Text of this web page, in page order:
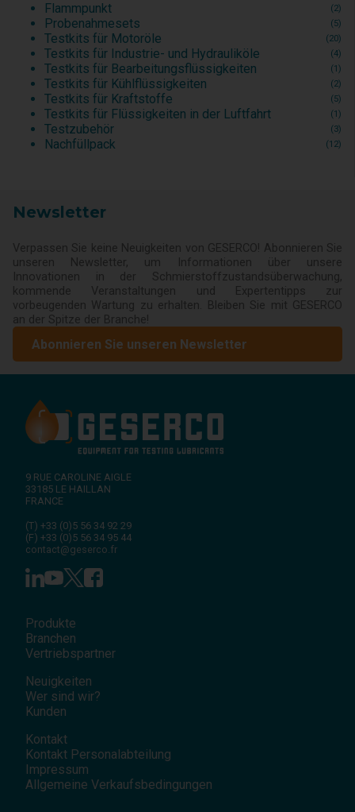
Flammpunkt
(2)
Probenahmesets (5)
Testkits für Motoröle (20)
Testkits für Industrie- und Hydrauliköle (4)
Testkits für Bearbeitungsflüssigkeiten (1)
Testkits für Kühlflüssigkeiten (2)
Testkits für Kraftstoffe (5)
Testkits für Flüssigkeiten in der Luftfahrt (1)
Testzubehör (3)
Nachfüllpack (12)
Newsletter
Verpassen Sie keine Neuigkeiten von GESERCO! Abonnieren Sie
unseren Newsletter, um Informationen über unsere
Innovationen in der Schmierstoffzustandsüberwachung,
kommende Veranstaltungen und Expertentipps zur
vorbeugenden Wartung zu erhalten. Bleiben Sie mit GESERCO
an der Spitze der Branche!
Abonnieren Sie unseren Newsletter
9 RUE CAROLINE AIGLE
33185 LE HAILLAN
FRANCE
(T) +33 (0)5 56 34 92 29
(F) +33 (0)5 56 34 95 44
contact@geserco.fr
Produkte
Branchen
Vertriebspartner
Neuigkeiten
Wer sind wir?
Kunden
Kontakt
Kontakt Personalabteilung
Impressum
Allgemeine Verkaufsbedingungen